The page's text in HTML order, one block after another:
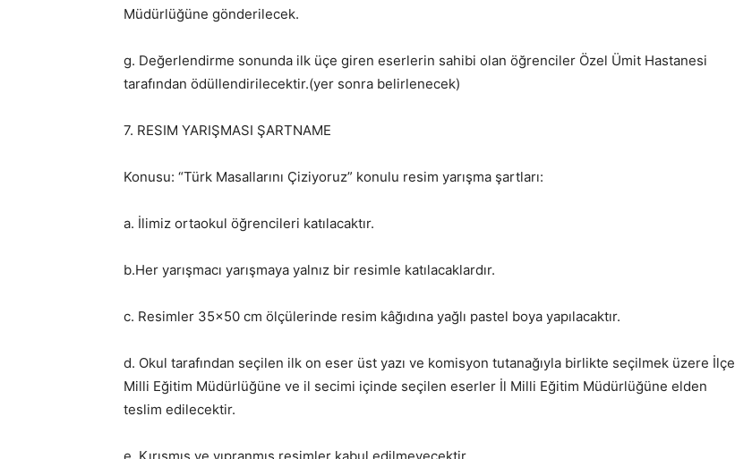
Müdürlüğüne gönderilecek.
g. Değerlendirme sonunda ilk üçe giren eserlerin sahibi olan öğrenciler Özel Ümit Hastanesi
tarafından ödüllendirilecektir.(yer sonra belirlenecek)
7. RESIM YARIŞMASI ŞARTNAME
Konusu: “Türk Masallarını Çiziyoruz” konulu resim yarışma şartları:
a. İlimiz ortaokul öğrencileri katılacaktır.
b.Her yarışmacı yarışmaya yalnız bir resimle katılacaklardır.
c. Resimler 35×50 cm ölçülerinde resim kâğıdına yağlı pastel boya yapılacaktır.
d. Okul tarafından seçilen ilk on eser üst yazı ve komisyon tutanağıyla birlikte seçilmek üzere İlçe
Milli Eğitim Müdürlüğüne ve il secimi içinde seçilen eserler İl Milli Eğitim Müdürlüğüne elden
teslim edilecektir.